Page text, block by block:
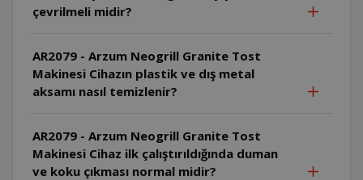
çevrilmeli midir?
AR2079 - Arzum Neogrill Granite Tost
Makinesi Cihazın plastik ve dış metal
aksamı nasıl temizlenir?
AR2079 - Arzum Neogrill Granite Tost
Makinesi Cihaz ilk çalıştırıldığında duman
ve koku çıkması normal midir?